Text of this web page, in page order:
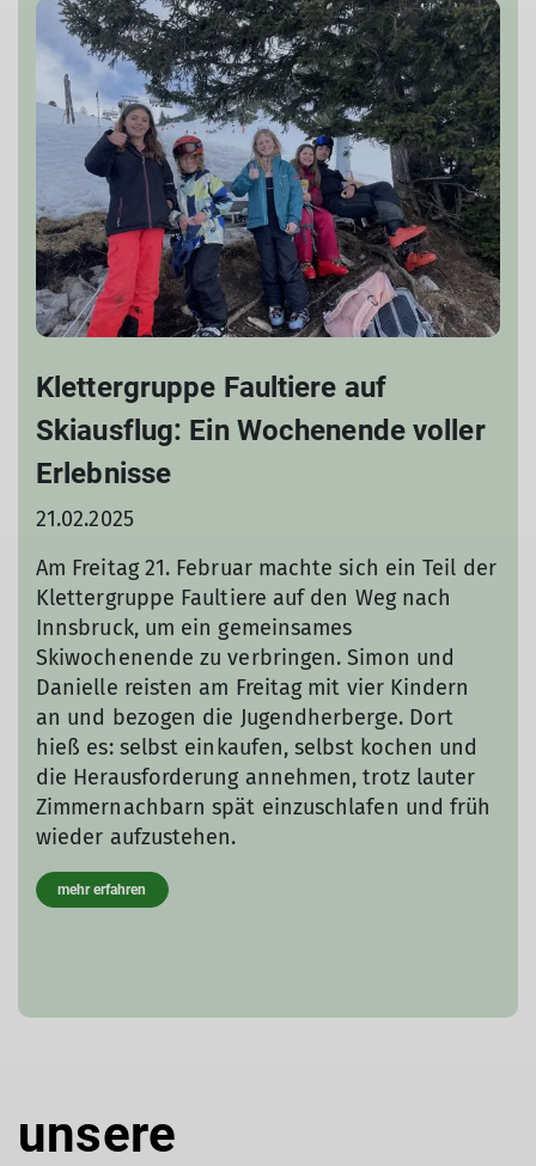
Klettergruppe Faultiere auf
Skiausflug: Ein Wochenende voller
Erlebnisse
21.02.2025
Am Freitag 21. Februar machte sich ein Teil der
Klettergruppe Faultiere auf den Weg nach
Innsbruck, um ein gemeinsames
Skiwochenende zu verbringen. Simon und
Danielle reisten am Freitag mit vier Kindern
an und bezogen die Jugendherberge. Dort
hieß es: selbst einkaufen, selbst kochen und
die Herausforderung annehmen, trotz lauter
Zimmernachbarn spät einzuschlafen und früh
wieder aufzustehen.
mehr erfahren
unsere